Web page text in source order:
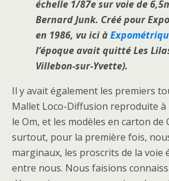
échelle 1/87e sur voie de
Bernard Junk. Créé pour
en 1986, vu ici à E
l’époque avait quitté Les
Villebon-sur-Yvette).
Il y avait également les premiers
Mallet Loco-Diffusion reproduite à
le Om, et les modèles en carton de
surtout, pour la première fois,
marginaux, les proscrits de la voie
entre nous. Nous faisions